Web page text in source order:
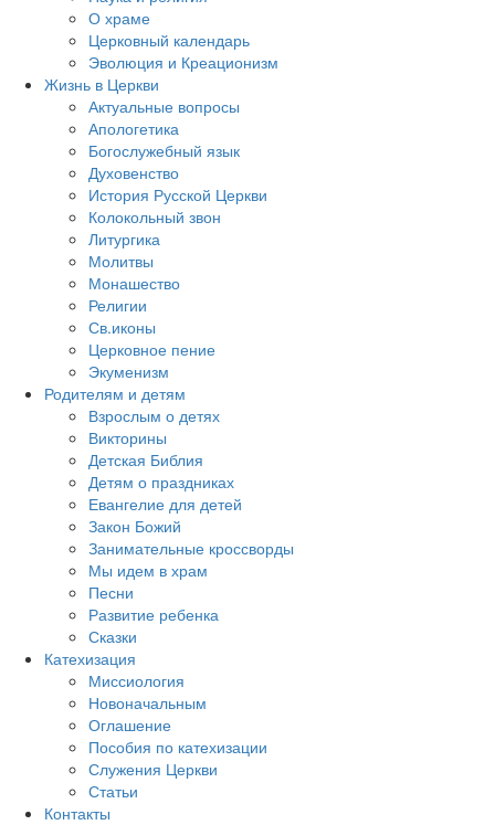
О храме
Церковный календарь
Эволюция и Креационизм
Жизнь в Церкви
Актуальные вопросы
Апологетика
Богослужебный язык
Духовенство
История Русской Церкви
Колокольный звон
Литургика
Молитвы
Монашество
Религии
Св.иконы
Церковное пение
Экуменизм
Родителям и детям
Взрослым о детях
Викторины
Детская Библия
Детям о праздниках
Евангелие для детей
Закон Божий
Занимательные кроссворды
Мы идем в храм
Песни
Развитие ребенка
Сказки
Катехизация
Миссиология
Новоначальным
Оглашение
Пособия по катехизации
Служения Церкви
Статьи
Контакты